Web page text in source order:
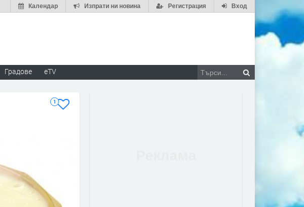
Вход
Регистрация
Изпрати ни новина
Календар
Градове eTV
1